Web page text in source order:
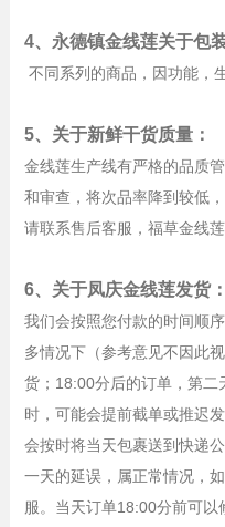
4、永德镇金线莲关于包
不同系列的商品，因功能，
5、关于新鲜干货质量：
金线莲生产线有严格的品质
和审查，将次品率降到较低
请联系售后客服，福草金线
6、关于凤庆金线莲发货：
我们会按照您付款的时间顺
多情况下（参考意见不因此
货；18:00分后的订单，第二
时，可能会提前截单或推迟
会按时将当天包裹送到快递
一天的延误，属正常情况，
服。当天订单18:00分前可